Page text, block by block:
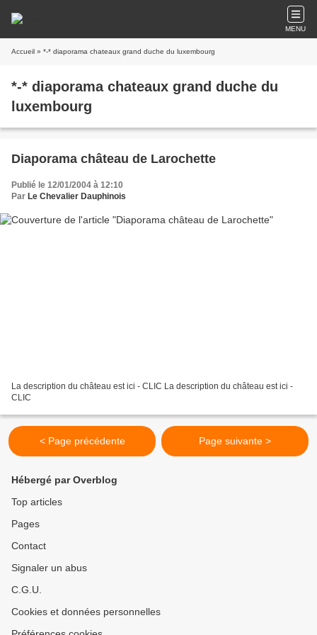
MENU
Accueil » *-* diaporama chateaux grand duche du luxembourg
*-* diaporama chateaux grand duche du
luxembourg
Diaporama château de Larochette
Publié le 12/01/2004 à 12:10
Par Le Chevalier Dauphinois
La description du château est ici - CLIC La description du château est ici -
CLIC
< Page précédente Page suivante >
Hébergé par Overblog
Top articles
Pages
Contact
Signaler un abus
C.G.U.
Cookies et données personnelles